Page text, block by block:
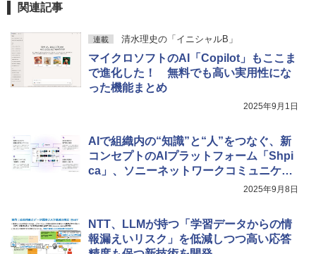
関連記事
連載 清水理史の「イニシャルB」
マイクロソフトのAI「Copilot」もここま
で進化した！ 無料でも高い実用性にな
った機能まとめ
2025年9月1日
AIで組織内の“知識”と“人”をつなぐ、新
コンセプトのAIプラットフォーム「Shpi
ca」、ソニーネットワークコミュニケー
2025年9月8日
NTT、LLMが持つ「学習データからの情
報漏えいリスク」を低減しつつ高い応答